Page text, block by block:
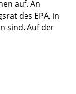
auf. An
des EPA, in
sind. Auf der